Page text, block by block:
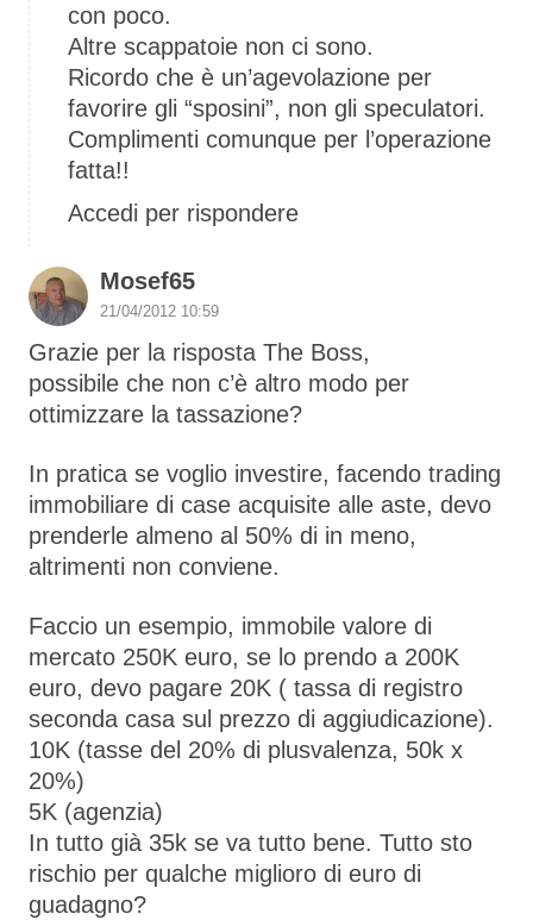
con poco.
Altre scappatoie non ci sono.
Ricordo che è un’agevolazione per
favorire gli “sposini”, non gli speculatori.
Complimenti comunque per l’operazione
fatta!!
Accedi per rispondere
Mosef65
21/04/2012 10:59
Grazie per la risposta The Boss,
possibile che non c’è altro modo per
ottimizzare la tassazione?
In pratica se voglio investire, facendo trading
immobiliare di case acquisite alle aste, devo
prenderle almeno al 50% di in meno,
altrimenti non conviene.
Faccio un esempio, immobile valore di
mercato 250K euro, se lo prendo a 200K
euro, devo pagare 20K ( tassa di registro
seconda casa sul prezzo di aggiudicazione).
10K (tasse del 20% di plusvalenza, 50k x
20%)
5K (agenzia)
In tutto già 35k se va tutto bene. Tutto sto
rischio per qualche miglioro di euro di
guadagno?